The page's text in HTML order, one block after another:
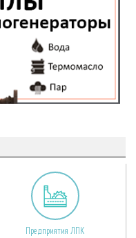
Предприятия ЛПК